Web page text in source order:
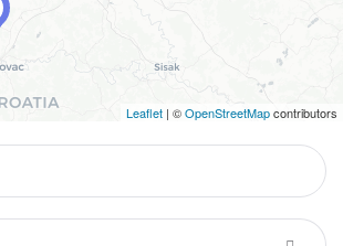
Leaflet | ©OpenStreetMapcontributors